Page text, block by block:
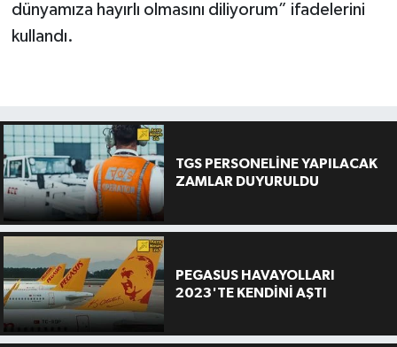
dünyamıza hayırlı olmasını diliyorum” ifadelerini
kullandı.
TGS PERSONELİNE YAPILACAK
ZAMLAR DUYURULDU
PEGASUS HAVAYOLLARI
2023'TE KENDİNİ AŞTI